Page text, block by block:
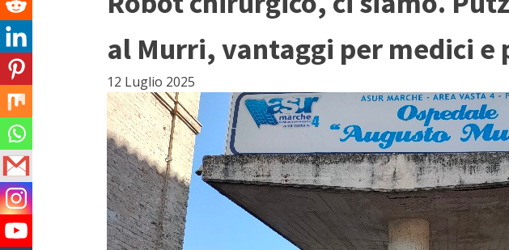
al Murri, vantaggi per medici
12 Luglio 2025